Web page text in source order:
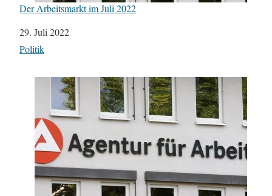
Der Arbeitsmarkt im Juli 2022
Datum
29. Juli 2022
In Bezug auf
Politik